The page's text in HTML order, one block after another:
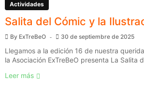
Actividades
Salita del Cómic y la
By ExTreBeO 30 de septiembre de 2025
Llegamos a la edición 16 de nuestra
la Asociación ExTreBeO presenta La Salita
Leer más